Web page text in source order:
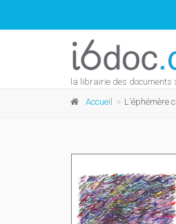
la librairie des documents
Accueil L'éphémère